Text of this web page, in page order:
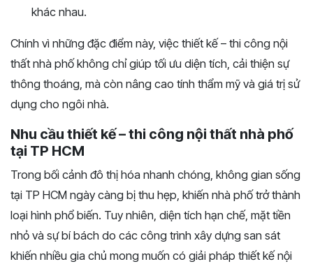
khác nhau.
Chính vì những đặc điểm này, việc thiết kế – thi công nội
thất nhà phố không chỉ giúp tối ưu diện tích, cải thiện sự
thông thoáng, mà còn nâng cao tính thẩm mỹ và giá trị sử
dụng cho ngôi nhà.
Nhu cầu thiết kế – thi công nội thất nhà phố
tại TP HCM
Trong bối cảnh đô thị hóa nhanh chóng, không gian sống
tại TP HCM ngày càng bị thu hẹp, khiến nhà phố trở thành
loại hình phổ biến. Tuy nhiên, diện tích hạn chế, mặt tiền
nhỏ và sự bí bách do các công trình xây dựng san sát
khiến nhiều gia chủ mong muốn có giải pháp thiết kế nội